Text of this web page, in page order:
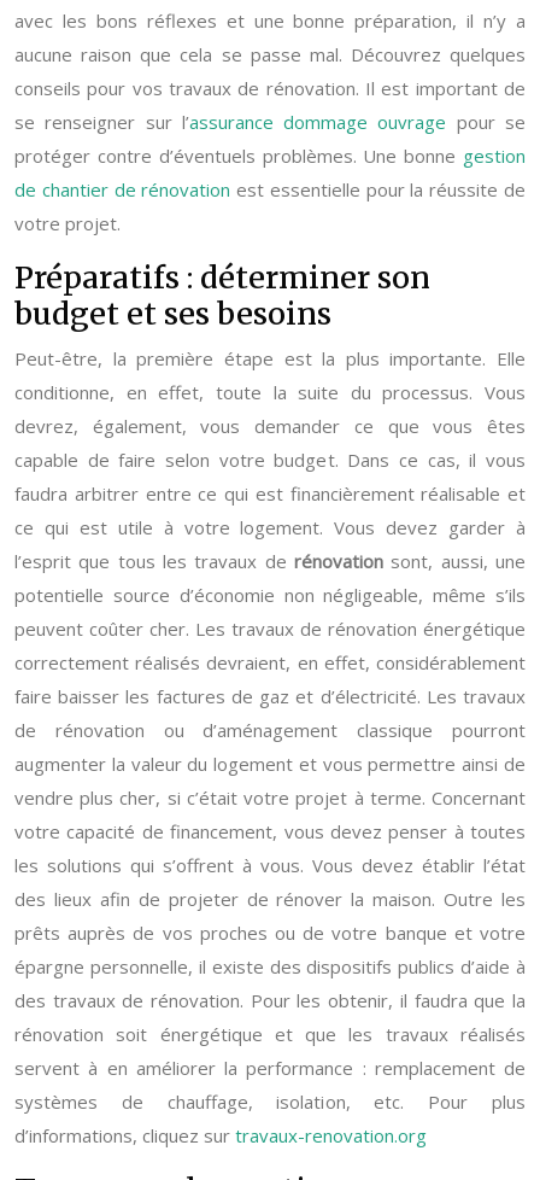
avec les bons réflexes et une bonne préparation, il n’y a
aucune raison que cela se passe mal. Découvrez quelques
conseils pour vos travaux de rénovation. Il est important de
se renseigner sur l’assurance dommage ouvrage pour se
protéger contre d’éventuels problèmes. Une bonne gestion
de chantier de rénovation est essentielle pour la réussite de
votre projet.
Préparatifs : déterminer son
budget et ses besoins
Peut-être, la première étape est la plus importante. Elle
conditionne, en effet, toute la suite du processus. Vous
devrez, également, vous demander ce que vous êtes
capable de faire selon votre budget. Dans ce cas, il vous
faudra arbitrer entre ce qui est financièrement réalisable et
ce qui est utile à votre logement. Vous devez garder à
l’esprit que tous les travaux de rénovation sont, aussi, une
potentielle source d’économie non négligeable, même s’ils
peuvent coûter cher. Les travaux de rénovation énergétique
correctement réalisés devraient, en effet, considérablement
faire baisser les factures de gaz et d’électricité. Les travaux
de rénovation ou d’aménagement classique pourront
augmenter la valeur du logement et vous permettre ainsi de
vendre plus cher, si c’était votre projet à terme. Concernant
votre capacité de financement, vous devez penser à toutes
les solutions qui s’offrent à vous. Vous devez établir l’état
des lieux afin de projeter de rénover la maison. Outre les
prêts auprès de vos proches ou de votre banque et votre
épargne personnelle, il existe des dispositifs publics d’aide à
des travaux de rénovation. Pour les obtenir, il faudra que la
rénovation soit énergétique et que les travaux réalisés
servent à en améliorer la performance : remplacement de
systèmes de chauffage, isolation, etc. Pour plus
d’informations, cliquez sur travaux-renovation.org